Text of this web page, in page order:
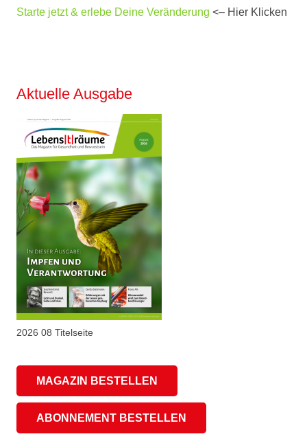
Starte jetzt & erlebe Deine Veränderung <– Hier Klicken
Aktuelle Ausgabe
2026 08 Titelseite
MAGAZIN BESTELLEN
ABONNEMENT BESTELLEN